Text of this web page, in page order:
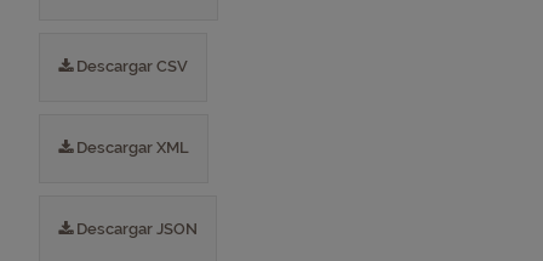
Descargar CSV
Descargar XML
Descargar JSON